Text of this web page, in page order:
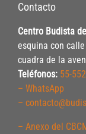
Contacto
Centro Budista
esquina con
cuadra de la
Teléfonos: 55-
– WhatsApp
–
– Anexo del